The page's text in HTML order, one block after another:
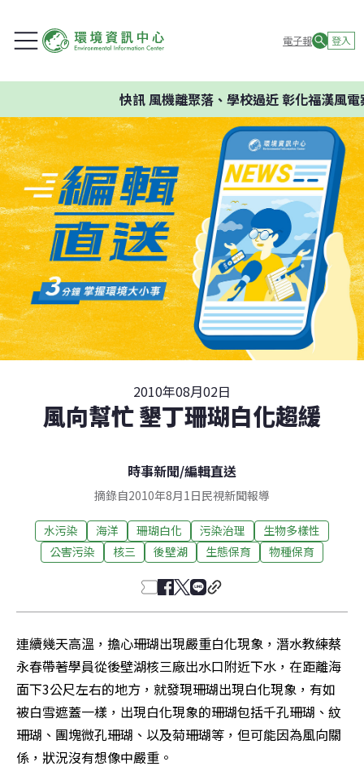
電子報 登入
快訊風機離聚落、學校過近 彰化福漢風電
2010年08月02日
風向幫忙 墾丁珊瑚白化趨緩
時事新聞/編輯直送
摘錄自2010年8月1日民視新聞報導
水污染 海洋 珊瑚白化 污染治理
生物多樣性
公害污染
核三 後壁湖 生態保育 物種保育
連續幾天高溫，擔心珊瑚出現嚴重白化現象，潛水教練蔡
永春帶著學員從後壁湖核三廠出水口附近下水，在距離海
面下3公尺左右的地方，就發現珊瑚出現白化現象，有如
被白雪遮蓋一樣，出現白化現象的珊瑚包括千孔珊瑚、紋
珊瑚、團塊微孔珊瑚、以及菊珊瑚等，但可能因為風向關
係，狀況沒有想像中嚴重。